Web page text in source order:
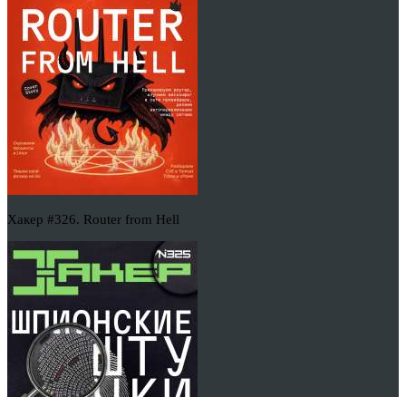
Хакер #326. Router from Hell